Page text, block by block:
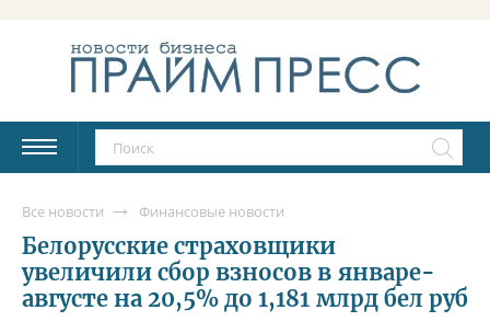
Все новости Финансовые новости
Белорусские страховщики
увеличили сбор взносов в январе-
августе на 20,5% до 1,181 млрд бел руб